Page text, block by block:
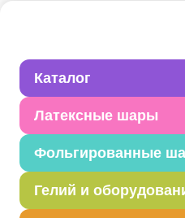
Каталог
Латексные шары
Фольгированные
Гелий и
Описание товара
В упаковке с хедером
для продажи воздушных
самообслуживания. Шары в
специальной планке.
рисунок. Наборы удобны
оборудовании в зале и в
Воздушные шары